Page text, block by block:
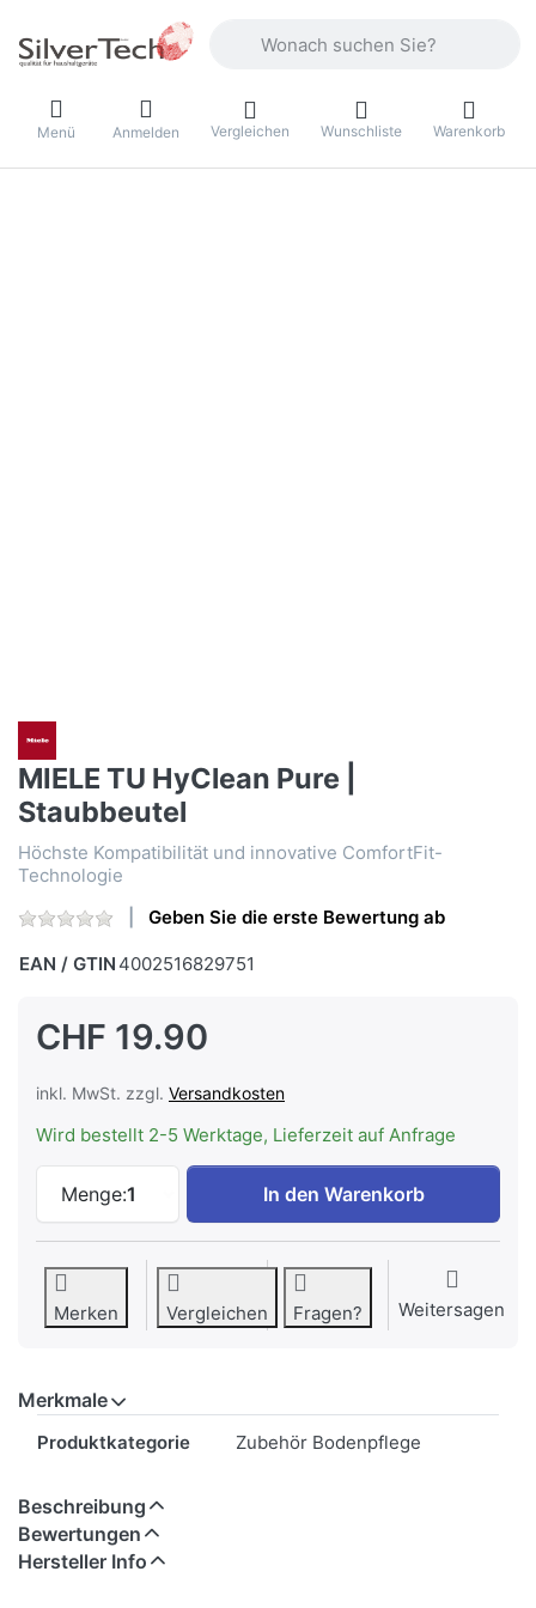
Menü Anmelden Vergleichen Wunschliste Warenkorb
MIELE TU HyClean Pure |
Staubbeutel
Höchste Kompatibilität und innovative ComfortFit-
Technologie
Geben Sie die erste Bewertung ab
EAN / GTIN 4002516829751
CHF 19.90
inkl. MwSt. zzgl. Versandkosten
Wird bestellt 2-5 Werktage, Lieferzeit auf Anfrage
Menge:1
MIELE TU HyClean Pure | Staubbeutel
In den Warenkorb
Merken Vergleichen Fragen? Weitersagen
Merkmale
Produktkategorie Zubehör Bodenpflege
Beschreibung
Bewertungen
Hersteller Info